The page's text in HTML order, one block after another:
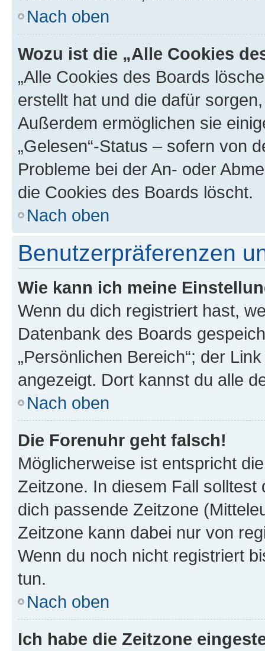
Nach oben
Wozu ist die „Alle Cookies
„Alle Cookies des Boards
erstellt hat und die dafür
Außerdem ermöglichen sie
„Gelesen“-Status – sofern von
Probleme bei der An- oder
die Cookies des Boards löscht.
Nach oben
Benutzerpräferenzen
Wie kann ich meine
Wenn du dich registriert hast,
Datenbank des Boards
„Persönlichen Bereich“; der
angezeigt. Dort kannst du alle
Nach oben
Die Forenuhr geht falsch!
Möglicherweise ist entspricht
Zeitzone. In diesem Fall solltest
dich passende Zeitzone
Zeitzone kann dabei nur von
Wenn du noch nicht registriert
tun.
Nach oben
Ich habe die Zeitzone